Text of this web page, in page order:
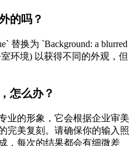
的吗？
替换为 `Background: a blurred
环境) 以获得不同的外观，但
怎么办？
业的形象，它会根据企业审美
完美复刻。请确保你的输入照
，每次的结果都会有细微差